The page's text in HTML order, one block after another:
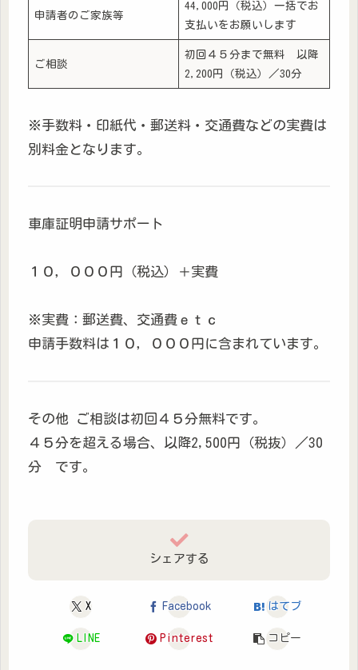
申請者のご家族等
44,000円（税込）一括でお
支払いをお願いします
ご相談
初回４５分まで無料 以降
2,200円（税込）／30分
※手数料・印紙代・郵送料・交通費などの実費は
別料金となります。
車庫証明申請サポート
１０，０００円（税込）＋実費
※実費：郵送費、交通費ｅｔｃ
申請手数料は１０，０００円に含まれています。
その他 ご相談は初回４５分無料です。
４５分を超える場合、以降2,500円（税抜）／30
分 です。
シェアする
X Facebook はてブ
LINE Pinterest コピー